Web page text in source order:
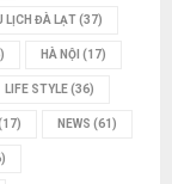
LỊCH ĐÀ LẠT(37)
HÀ NỘI (17)
LIFE STYLE(36)
NEWS (61)